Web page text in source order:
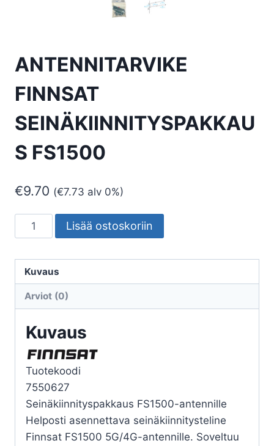
ANTENNITARVIKE
FINNSAT
SEINÄKIINNITYSPAKKAU
S FS1500
€9.70 (€7.73 alv 0%)
ANTENNITARVIKE
FINNSAT
FS1500
määrä
Lisää ostoskoriin
Kuvaus
Arviot (0)
Kuvaus
Tuotekoodi
7550627
Seinäkiinnityspakkaus FS1500-antennille
Helposti asennettava seinäkiinnitysteline
Finnsat FS1500 5G/4G-antennille. Soveltuu